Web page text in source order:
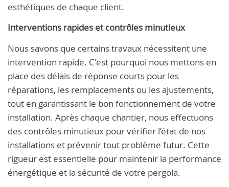
esthétiques de chaque client.
Interventions rapides et contrôles minutieux
Nous savons que certains travaux nécessitent une
intervention rapide. C'est pourquoi nous mettons en
place des délais de réponse courts pour les
réparations, les remplacements ou les ajustements,
tout en garantissant le bon fonctionnement de votre
installation. Après chaque chantier, nous effectuons
des contrôles minutieux pour vérifier l’état de nos
installations et prévenir tout problème futur. Cette
rigueur est essentielle pour maintenir la performance
énergétique et la sécurité de votre pergola.